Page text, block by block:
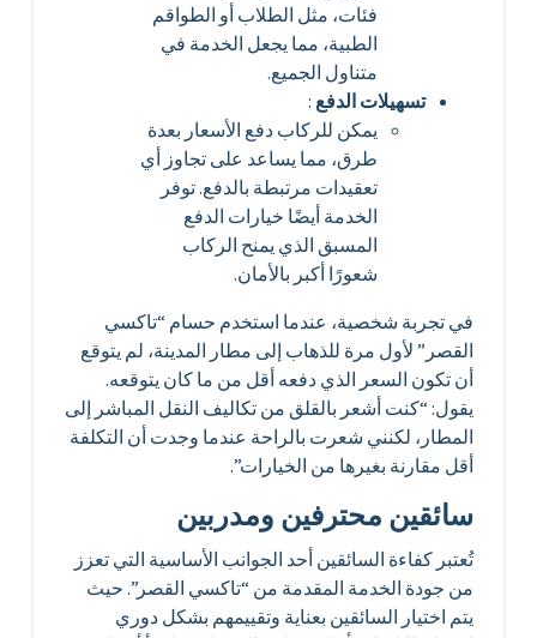
فئات، مثل الطلاب أو الطواقم
الطبية، مما يجعل الخدمة في
متناول الجميع.
تسهيلات الدفع:
يمكن للركاب دفع الأسعار بعدة
طرق، مما يساعد على تجاوز أي
تعقيدات مرتبطة بالدفع. توفر
الخدمة أيضًا خيارات الدفع
المسبق الذي يمنح الركاب
شعورًا أكبر بالأمان.
في تجربة شخصية، عندما استخدم حسام “تاكسي
القصر” لأول مرة للذهاب إلى مطار المدينة، لم يتوقع
أن تكون السعر الذي دفعه أقل من ما كان يتوقعه.
يقول: “كنت أشعر بالقلق من تكاليف النقل المباشر إلى
المطار، لكنني شعرت بالراحة عندما وجدت أن التكلفة
أقل مقارنة بغيرها من الخيارات”.
سائقين محترفين ومدربين
تُعتبر كفاءة السائقين أحد الجوانب الأساسية التي تعزز
من جودة الخدمة المقدمة من “تاكسي القصر”. حيث
يتم اختيار السائقين بعناية وتقييمهم بشكل دوري